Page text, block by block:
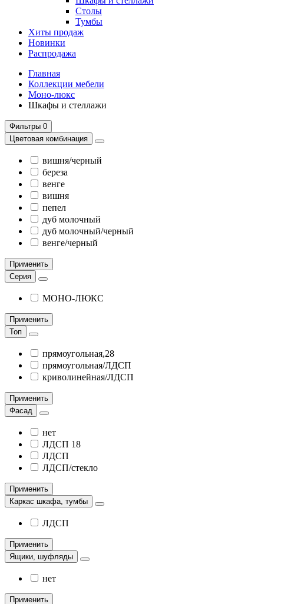
Столы
Тумбы
Хиты продаж
Новинки
Распродажа
Главная
Коллекции мебели
Моно-люкс
Шкафы и стеллажи
Фильтры 0
Цветовая комбинация
вишня/черный
береза
венге
вишня
пепел
дуб молочный
дуб молочный/черный
венге/черный
Применить
Серия
МОНО-ЛЮКС
Применить
Топ
прямоугольная,28
прямоугольная/ЛДСП
криволинейная/ЛДСП
Применить
Фасад
нет
ЛДСП 18
ЛДСП
ЛДСП/стекло
Применить
Каркас шкафа, тумбы
ЛДСП
Применить
Ящики, шуфляды
нет
Применить